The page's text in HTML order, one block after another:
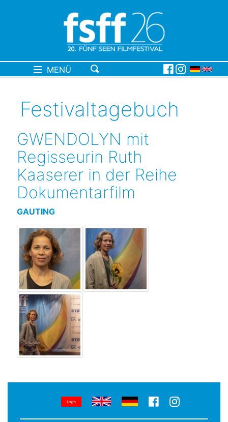
MENÜ
Festivaltagebuch
GWENDOLYN mit
Regisseurin Ruth
Kaaserer in der Reihe
Dokumentarfilm
GAUTING